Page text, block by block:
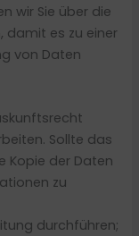
wir Sie über die
damit es zu einer
von Daten
Sollte das
Kopie der Daten
zu
durchführen;